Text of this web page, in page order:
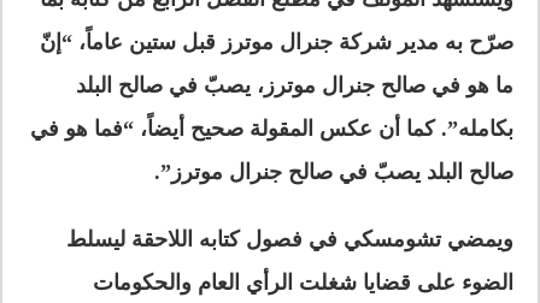
صرّح به مدير شركة جنرال موترز قبل ستين عاماً، “إنّ
ما هو في صالح جنرال موترز، يصبّ في صالح البلد
بكامله”. كما أن عكس المقولة صحيح أيضاً، “فما هو في
صالح البلد يصبّ في صالح جنرال موترز”.
ويمضي تشومسكي في فصول كتابه اللاحقة ليسلط
الضوء على قضايا شغلت الرأي العام والحكومات